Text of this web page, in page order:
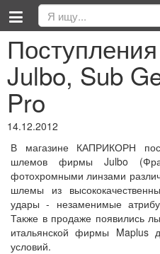
Julbo, Sub
Pro
14.12.2012
В магазине КАПРИКОРН
шлемов фирмы Julbo
фотохромными линзами
шлемы из
удары - незаменимые
Также в продаже появились
итальянской фирмы Maplus
условий.